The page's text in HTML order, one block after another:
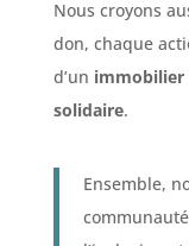
Nous croyons
don, chaque
d’un immobilier
solidaire.
Ensemble,